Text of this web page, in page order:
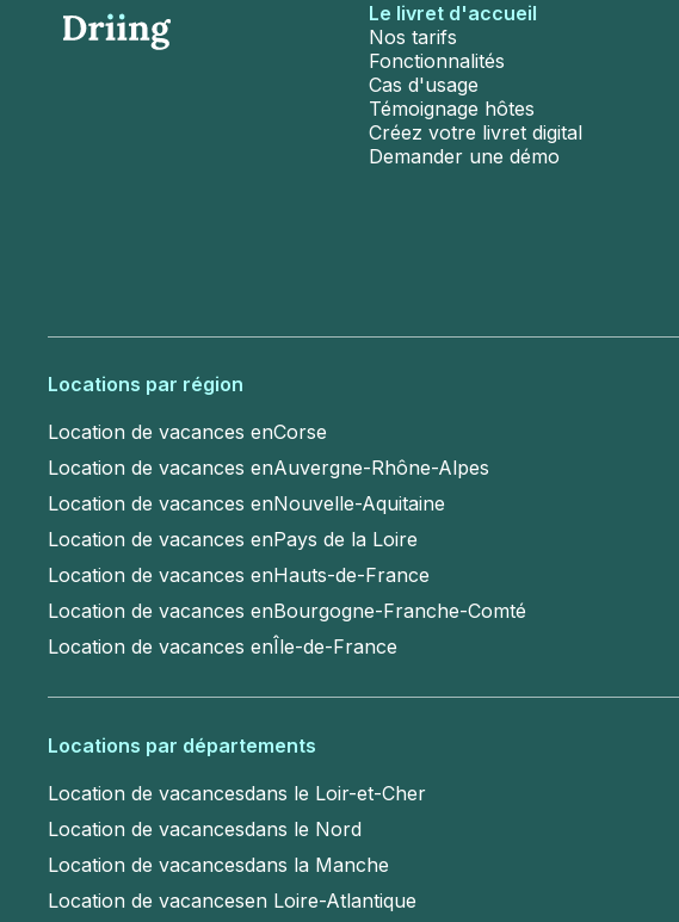
Le livret d'accueil
Nos tarifs
Fonctionnalités
Cas d'usage
Témoignage hôtes
Créez votre livret digital
Demander une démo
Locations par région
Location de vacances enCorse
Location de vacances enAuvergne-Rhône-Alpes
Location de vacances enNouvelle-Aquitaine
Location de vacances enPays de la Loire
Location de vacances enHauts-de-France
Location de vacances enBourgogne-Franche-Comté
Location de vacances enÎle-de-France
Locations par départements
Location de vacancesdans le Loir-et-Cher
Location de vacancesdans le Nord
Location de vacancesdans la Manche
Location de vacancesen Loire-Atlantique